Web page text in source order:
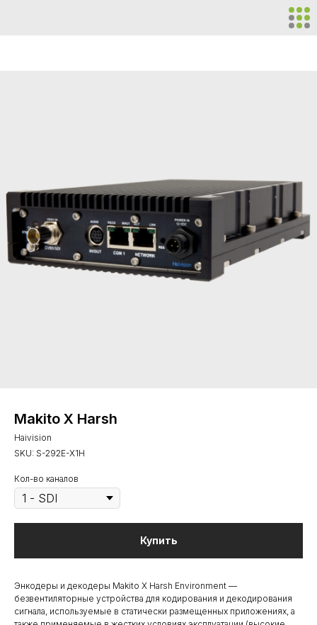
Makito X Harsh
Haivision
SKU: S-292E-X1H
Кол-во каналов
Купить
Энкодеры и декодеры Makito X Harsh Environment —
безвентиляторные устройства для кодирования и декодирования
сигнала, используемые в статически размещенных приложениях, а